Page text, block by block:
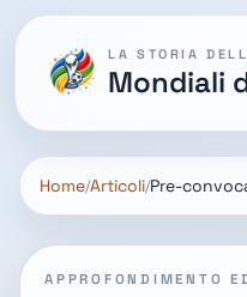
Mondiali
Home Articoli Pre-
APPROFONDIMENTO